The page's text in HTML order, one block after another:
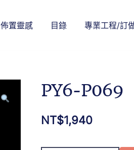
佈置靈感 目錄 專業工程/訂
PY6-P069
NT$1,940